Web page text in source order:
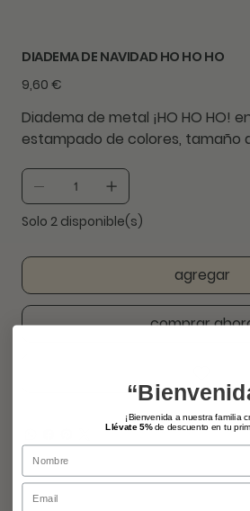
DIADEMA DE NAVIDAD HO HO HO
Precio
9,60 €
Diadema de metal ¡HO HO HO!
estampado de colores, tamaño
Solo 2 disponible(s)
agregar
comprar
¡Bienvenida a nuestra familia
Llévate 5%de descuento en tu
Name
Email